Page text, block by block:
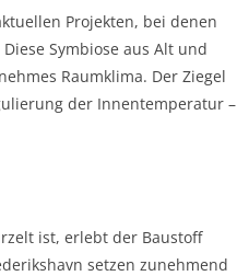
Projekten, bei denen
Symbiose aus Alt und
Raumklima. Der Ziegel
der Innentemperatur –
ist, erlebt der Baustoff
setzen zunehmend